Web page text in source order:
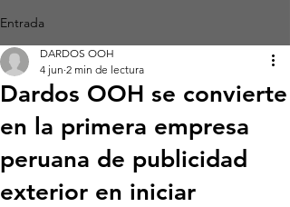
Entrada
Dardos OOH se convierte
en la primera empresa
peruana de publicidad
exterior en iniciar
DARDOS OOH
4 jun 2 min de lectura